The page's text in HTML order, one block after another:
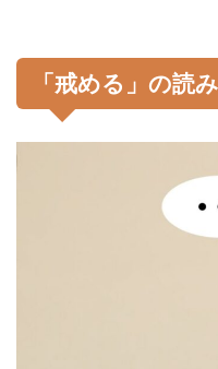
「戒める」の読